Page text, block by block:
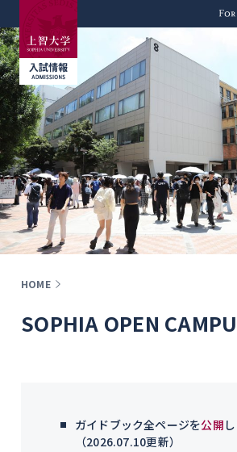
HOME
SOPHIA OPEN
ガイドブック全ページを公開
（2026.07.10更新）